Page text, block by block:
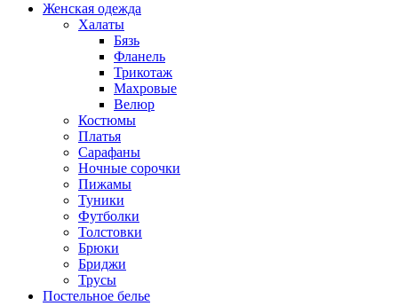
Женская одежда
Халаты
Бязь
Фланель
Трикотаж
Махровые
Велюр
Костюмы
Платья
Сарафаны
Ночные сорочки
Пижамы
Туники
Футболки
Толстовки
Брюки
Бриджи
Трусы
Постельное белье